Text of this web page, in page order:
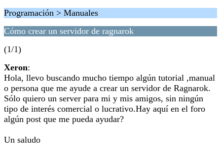
Programación > Manuales
Cómo crear un servidor de ragnarok
(1/1)
Xeron:
Hola, llevo buscando mucho tiempo algún tutorial ,manual
o persona que me ayude a crear un servidor de Ragnarok.
Sólo quiero un server para mi y mis amigos, sin ningún
tipo de interés comercial o lucrativo.Hay aquí en el foro
algún post que me pueda ayudar?
Un saludo